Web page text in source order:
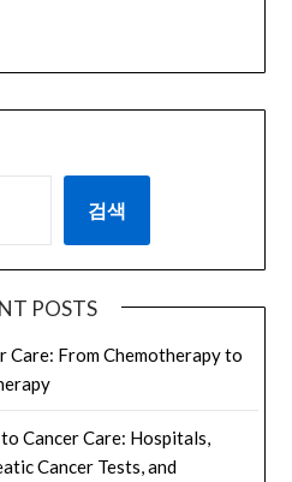
검색
POSTS
Care: From Chemotherapy to
Cancer Care: Hospitals,
Cancer Tests, and